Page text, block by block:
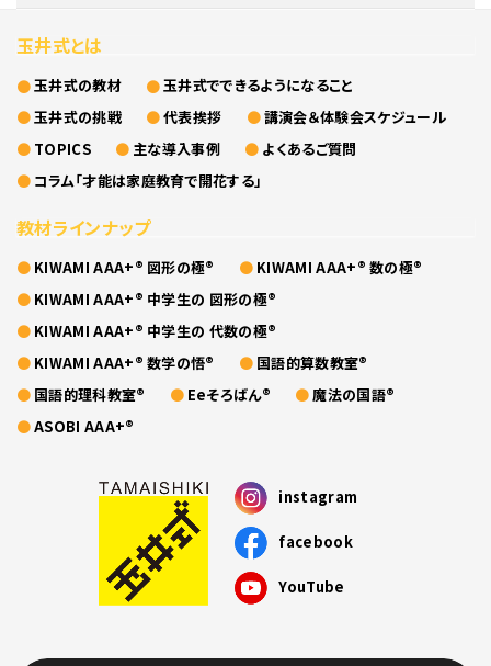
玉井式とは
玉井式の教材
玉井式でできるようになること
玉井式の挑戦
代表挨拶
講演会＆体験会スケジュール
TOPICS
主な導入事例
よくあるご質問
コラム「才能は家庭教育で開花する」
教材ラインナップ
KIWAMI AAA+® 図形の極®
KIWAMI AAA+® 数の極®
KIWAMI AAA+® 中学生の 図形の極®
KIWAMI AAA+® 中学生の 代数の極®
KIWAMI AAA+® 数学の悟®
国語的算数教室®
国語的理科教室®
Eeそろばん®
魔法の国語®
ASOBI AAA+®
instagram
facebook
YouTube